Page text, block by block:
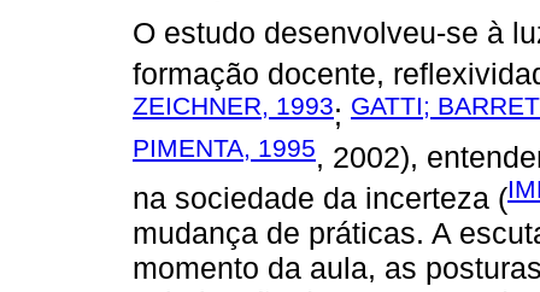
O estudo desenvolveu-se à
formação docente,
ZEICHNER, 1993; GATTI;
PIMENTA, 1995, 2002),
na sociedade da incerteza (
mudança de práticas. A
momento da aula, as